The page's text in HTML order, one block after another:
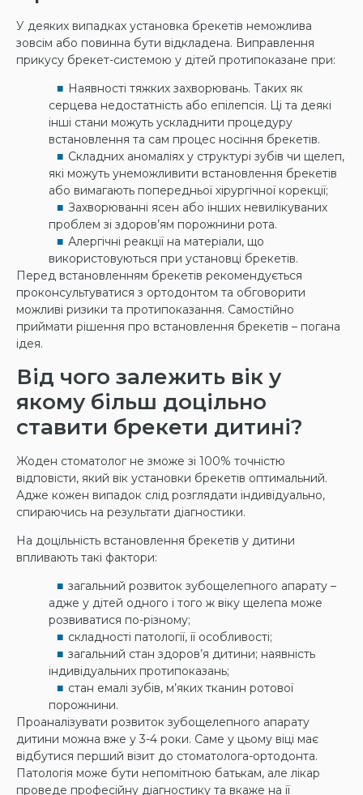
У деяких випадках установка брекетів неможлива
зовсім або повинна бути відкладена. Виправлення
прикусу брекет-системою у дітей протипоказане при:
Наявності тяжких захворювань. Таких як
серцева недостатність або епілепсія. Ці та деякі
інші стани можуть ускладнити процедуру
встановлення та сам процес носіння брекетів.
Складних аномаліях у структурі зубів чи щелеп,
які можуть унеможливити встановлення брекетів
або вимагають попередньої хірургічної корекції;
Захворюванні ясен або інших невилікуваних
проблем зі здоров’ям порожнини рота.
Алергічні реакції на матеріали, що
використовуються при установці брекетів.
Перед встановленням брекетів рекомендується
проконсультуватися з ортодонтом та обговорити
можливі ризики та протипоказання. Самостійно
приймати рішення про встановлення брекетів – погана
ідея.
Від чого залежить вік у
якому більш доцільно
ставити брекети дитині?
Жоден стоматолог не зможе зі 100% точністю
відповісти, який вік установки брекетів оптимальний.
Адже кожен випадок слід розглядати індивідуально,
спираючись на результати діагностики.
На доцільність встановлення брекетів у дитини
впливають такі фактори:
загальний розвиток зубощелепного апарату –
адже у дітей одного і того ж віку щелепа може
розвиватися по-різному;
складності патології, її особливості;
загальний стан здоров’я дитини; наявність
індивідуальних протипоказань;
стан емалі зубів, м’яких тканин ротової
порожнини.
Проаналізувати розвиток зубощелепного апарату
дитини можна вже у 3-4 роки. Саме у цьому віці має
відбутися перший візит до стоматолога-ортодонта.
Патологія може бути непомітною батькам, але лікар
проведе професійну діагностику та вкаже на її